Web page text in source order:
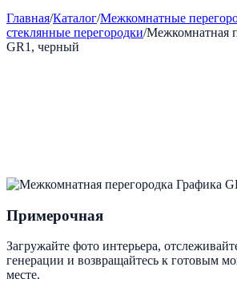
Главная/Каталог/Межкомнатные
стеклянные перегородки/Межкомнатная
GR1, черный
Примерочная
Загружайте фото интерьера,
генерации и возвращайтесь к готовым
месте.